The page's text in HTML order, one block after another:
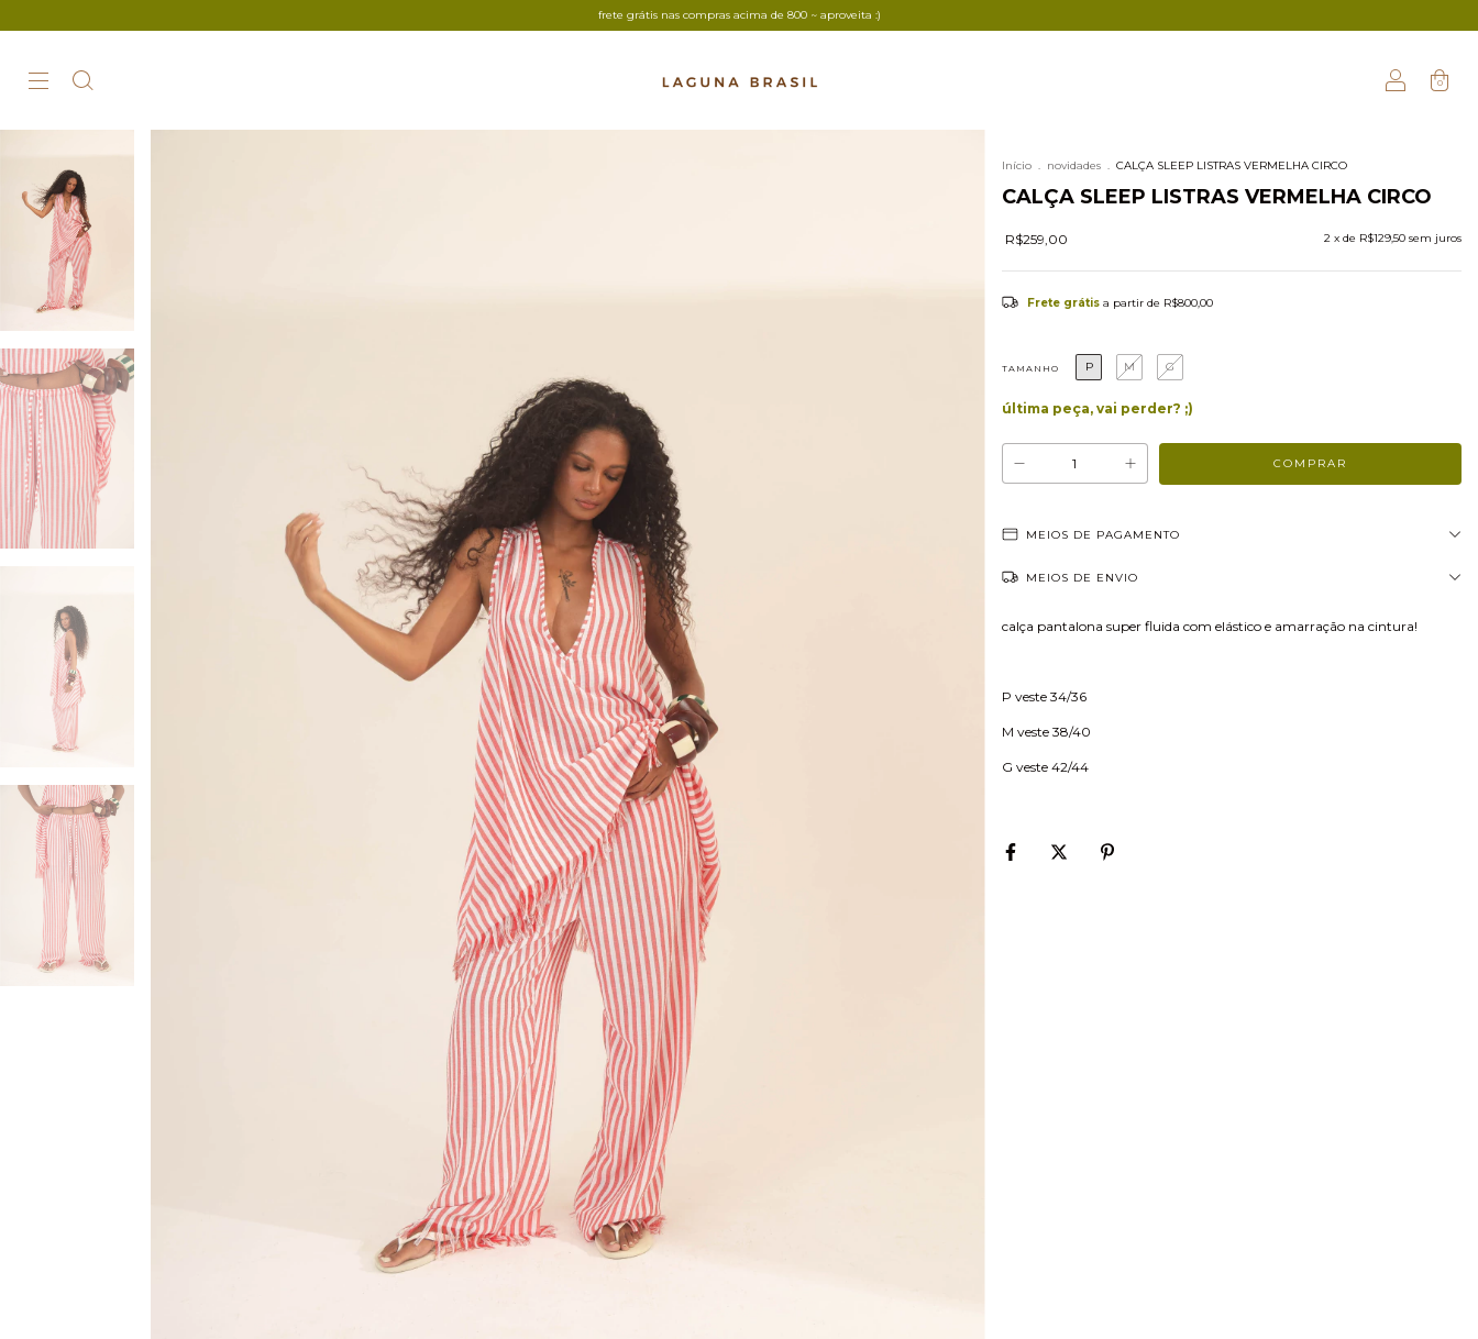
frete grátis nas compras acima de 800 ~ aproveita :)
0
Início . novidades . CALÇA SLEEP LISTRAS VERMELHA CIRCO
CALÇA SLEEP LISTRAS VERMELHA CIRCO
R$259,00 2 x de R$129,50 sem juros
Frete grátis a partir de R$800,00
TAMANHO P M G
última peça, vai perder? ;)
MEIOS DE PAGAMENTO
MEIOS DE ENVIO
calça pantalona super fluida com elástico e amarração na cintura!
P veste 34/36
M veste 38/40
G veste 42/44